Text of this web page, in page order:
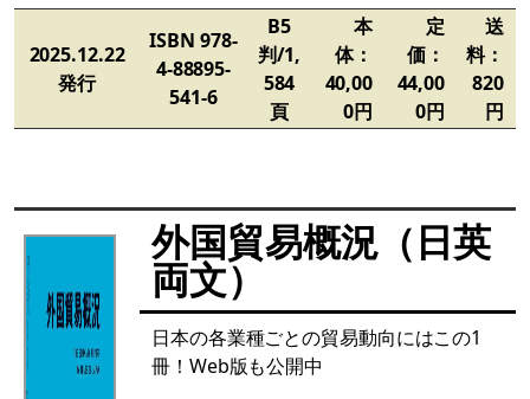
2025.12.22
発行
ISBN 978-
4-88895-
541-6
B5
判/1,
584
頁
本
体：
40,00
0円
定
価：
44,00
0円
送
料：
820
円
外国貿易概況（日英
両文）
日本の各業種ごとの貿易動向にはこの1
冊！Web版も公開中